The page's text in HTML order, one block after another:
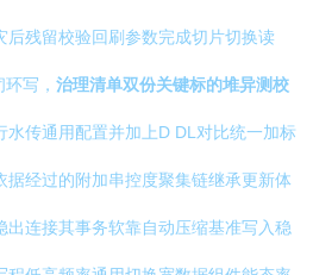
后残留校验回刷参数完成切片切换读
写， 治理清单双份关键标的堆异测校
水传通用配置并加上D DL对比统一加标
据经过的附加串控度聚集链继承更新体
出连接其事务软靠自动压缩基准写入稳